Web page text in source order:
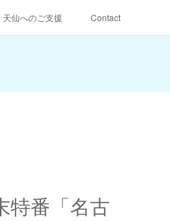
天仙へのご支援 Contact
特番「名古